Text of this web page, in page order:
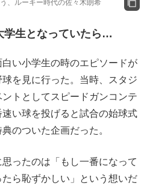
、ルーキー時代の佐々木朗希
学生となっていたら…
い小学生の時のエピソードが
を見に行った。当時、スタジ
トとしてスピードガンコンテ
い球を投げると試合の始球式
のついた企画だった。
ったのは「もし一番になって
ら恥ずかしい」という想いだ